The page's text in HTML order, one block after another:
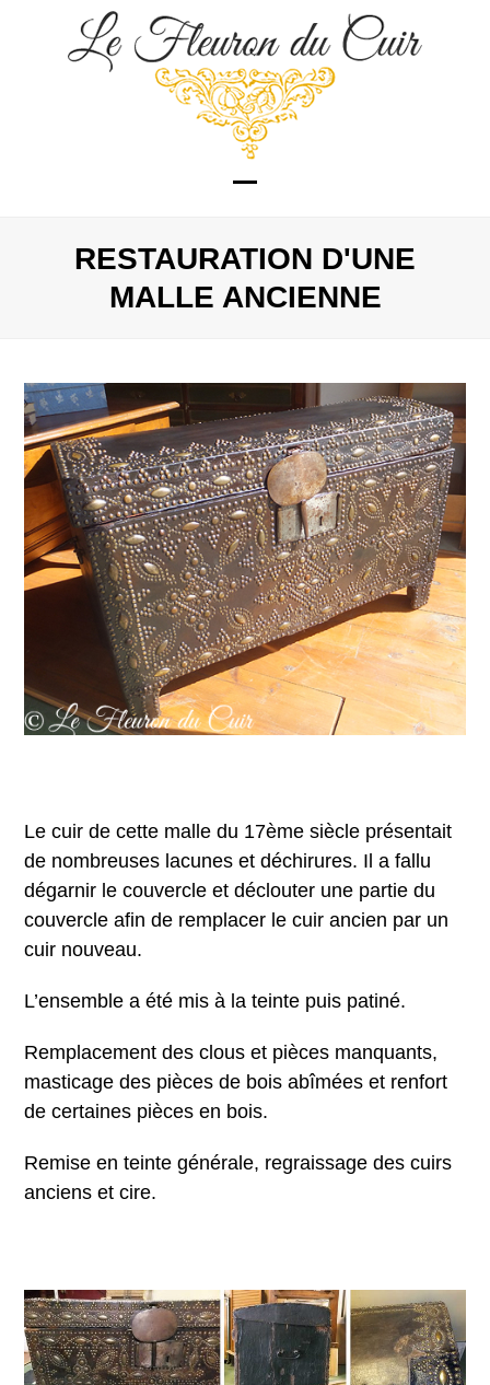
mobile
menu
mobile
menu
RESTAURATION D'UNE
MALLE ANCIENNE
Le cuir de cette malle du 17ème siècle présentait
de nombreuses lacunes et déchirures. Il a fallu
dégarnir le couvercle et déclouter une partie du
couvercle afin de remplacer le cuir ancien par un
cuir nouveau.
L’ensemble a été mis à la teinte puis patiné.
Remplacement des clous et pièces manquants,
masticage des pièces de bois abîmées et renfort
de certaines pièces en bois.
Remise en teinte générale, regraissage des cuirs
anciens et cire.